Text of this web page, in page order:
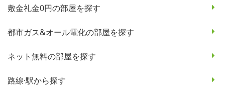
敷金礼金0円の部屋を探す
都市ガス&オール電化の部屋を探す
ネット無料の部屋を探す
路線·駅から探す